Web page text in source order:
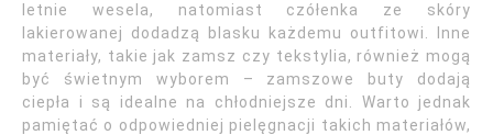
letnie wesela, natomiast czółenka ze skóry
lakierowanej dodadzą blasku każdemu outfitowi. Inne
materiały, takie jak zamsz czy tekstylia, również mogą
być świetnym wyborem – zamszowe buty dodają
ciepła i są idealne na chłodniejsze dni. Warto jednak
pamiętać o odpowiedniej pielęgnacji takich materiałów,